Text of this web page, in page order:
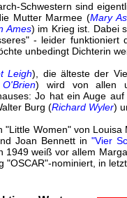
Schwestern sind
Mutter Marmee (Mary
Ames) im Krieg ist. Dabei
- leider
unbedingt Dichterin
Leigh), die älteste der
) wird von allen
Jo hat ein Auge
Burg (Richard Wyler)
"Little Women" von
Joan Bennett in"Vier
1949 weiß vor allem
"OSCAR"-nominiert, in